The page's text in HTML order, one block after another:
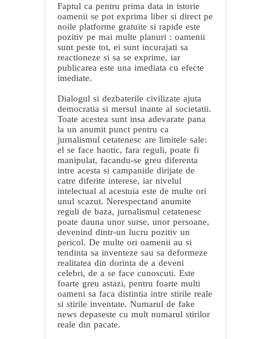
Faptul ca pentru prima data in istorie
oamenii se pot exprima liber si direct pe
noile platforme gratuite si rapide este
pozitiv pe mai multe planuri : oamenii
sunt peste tot, ei sunt incurajati sa
reactioneze si sa se exprime, iar
publicarea este una imediata cu efecte
imediate.
Dialogul si dezbaterile civilizate ajuta
democratia si mersul inante al societatii.
Toate acestea sunt insa adevarate pana
la un anumit punct pentru ca
jurnalismul cetatenesc are limitele sale:
el se face haotic, fara reguli, poate fi
manipulat, facandu-se greu diferenta
intre acesta si campaniile dirijate de
catre diferite interese, iar nivelul
intelectual al acestuia este de multe ori
unul scazut. Nerespectand anumite
reguli de baza, jurnalismul cetatenesc
poate dauna unor surse, unor persoane,
devenind dintr-un lucru pozitiv un
pericol. De multe ori oamenii au si
tendinta sa inventeze sau sa deformeze
realitatea din dorinta de a deveni
celebri, de a se face cunoscuti. Este
foarte greu astazi, pentru foarte multi
oameni sa faca distintia intre stirile reale
si stirile inventate. Numarul de fake
news depaseste cu mult numarul stirilor
reale din pacate.